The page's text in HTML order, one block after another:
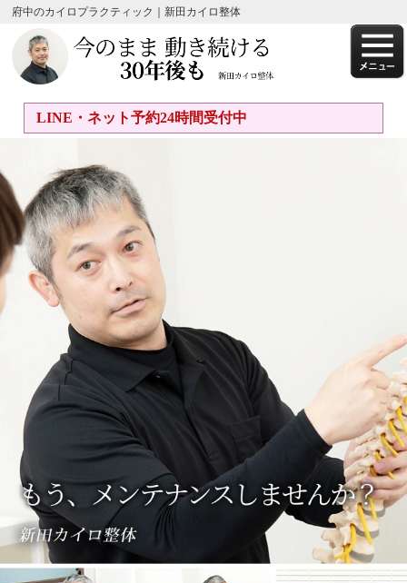
府中のカイロプラクティック｜新田カイロ整体
LINE・ネット予約24時間受付中